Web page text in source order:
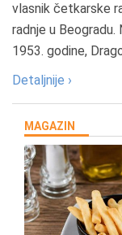
vlasnik četkarske
radnje u
1953. godine,
Detaljnije ›
MAGAZIN